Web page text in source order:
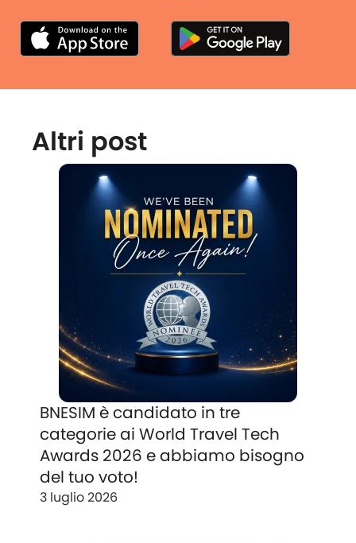
Altri post
BNESIM è candidato in tre
categorie ai World Travel Tech
Awards 2026 e abbiamo bisogno
del tuo voto!
3 luglio 2026